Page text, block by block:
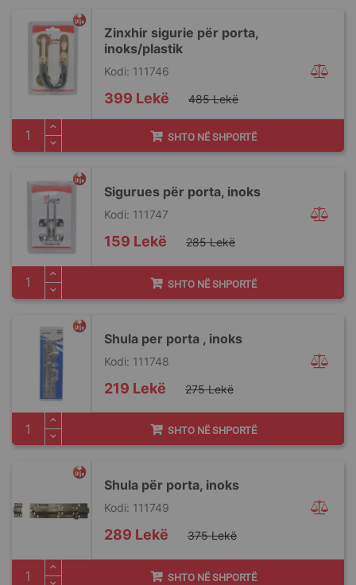
Zinxhir sigurie për porta,
inoks/plastik
Kodi: 111746
Special
Price
399 Lekë 485 Lekë
SHTO NË SHPORTË
Sigurues për porta, inoks
Kodi: 111747
Special
Price
159 Lekë 285 Lekë
SHTO NË SHPORTË
Shula per porta , inoks
Kodi: 111748
Special
Price
219 Lekë 275 Lekë
SHTO NË SHPORTË
Shula për porta, inoks
Kodi: 111749
Special
Price
289 Lekë 375 Lekë
SHTO NË SHPORTË